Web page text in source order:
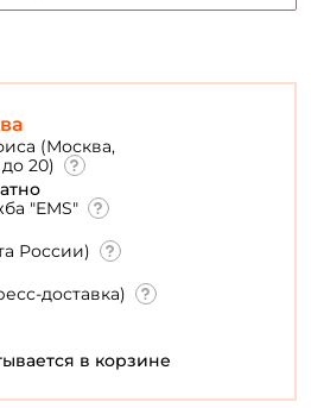
(Москва,
20)
"EMS"
России)
доставка)
в корзине
вы соглашаетесь на обработку
аккаунт
есть аккаунт